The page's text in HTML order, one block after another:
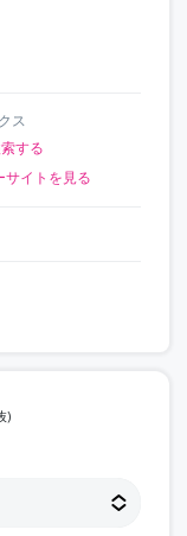
ス
する
サイトを見る
)